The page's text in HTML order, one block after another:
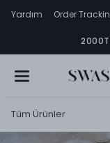
Yardım Order
Tüm Ürünler